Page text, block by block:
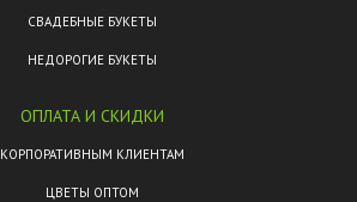
СВАДЕБНЫЕ БУКЕТЫ
НЕДОРОГИЕ БУКЕТЫ
ОПЛАТА И СКИДКИ
КОРПОРАТИВНЫМ КЛИЕНТАМ
ЦВЕТЫ ОПТОМ